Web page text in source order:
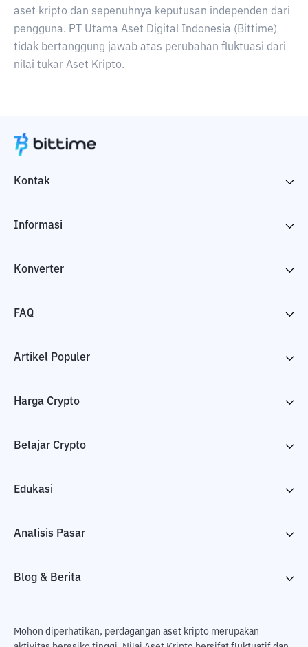
aset kripto dan sepenuhnya keputusan independen dari
pengguna. PT Utama Aset Digital Indonesia (Bittime)
tidak bertanggung jawab atas perubahan fluktuasi dari
nilai tukar Aset Kripto.
Kontak
Informasi
Konverter
FAQ
Artikel Populer
Harga Crypto
Belajar Crypto
Edukasi
Analisis Pasar
Blog & Berita
Mohon diperhatikan, perdagangan aset kripto merupakan